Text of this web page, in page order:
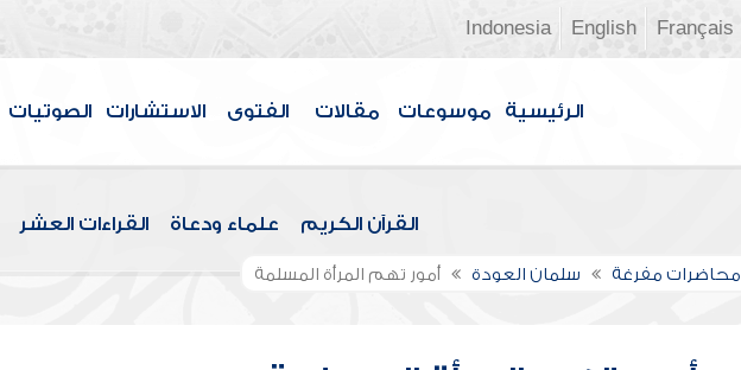
Français
English
Indonesia
الرئيسية موسوعات مقالات الفتوى الاستشارات الصوتيات
القرآن الكريم علماء ودعاة القراءات العشر
محاضرات مفرغة سلمان العودة أمور تهم المرأة المسلمة